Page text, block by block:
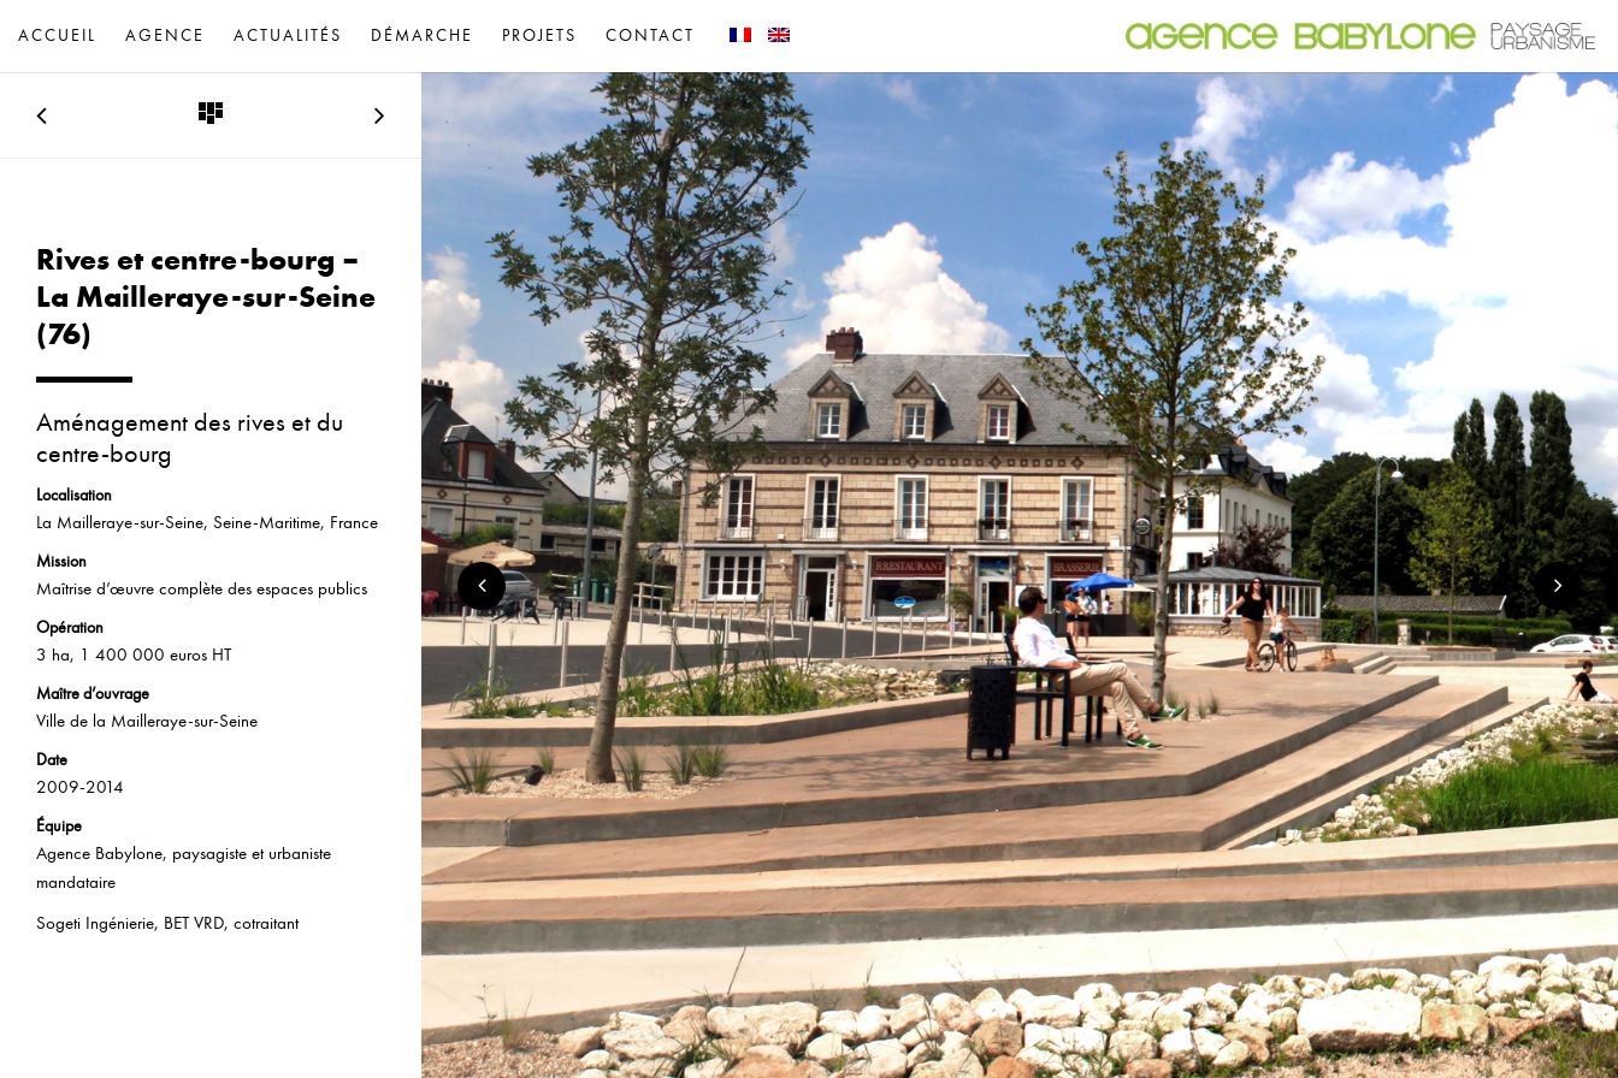
ACCUEIL AGENCE ACTUALITÉS DÉMARCHE PROJETS CONTACT
Rives et centre-bourg –
La Mailleraye-sur-Seine
(76)
Aménagement des rives et du
centre-bourg
Localisation
La Mailleraye-sur-Seine, Seine-Maritime, France
Mission
Maîtrise d’œuvre complète des espaces publics
Opération
3 ha, 1 400 000 euros HT
Maître d’ouvrage
Ville de la Mailleraye-sur-Seine
Date
2009-2014
Équipe
Agence Babylone, paysagiste et urbaniste
mandataire
Sogeti Ingénierie, BET VRD, cotraitant